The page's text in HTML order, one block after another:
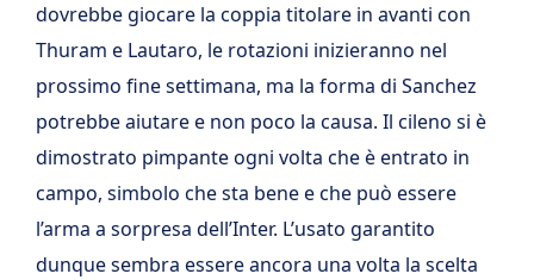
dovrebbe giocare la coppia titolare in avanti con
Thuram e Lautaro, le rotazioni inizieranno nel
prossimo fine settimana, ma la forma di Sanchez
potrebbe aiutare e non poco la causa. Il cileno si è
dimostrato pimpante ogni volta che è entrato in
campo, simbolo che sta bene e che può essere
l’arma a sorpresa dell’Inter. L’usato garantito
dunque sembra essere ancora una volta la scelta